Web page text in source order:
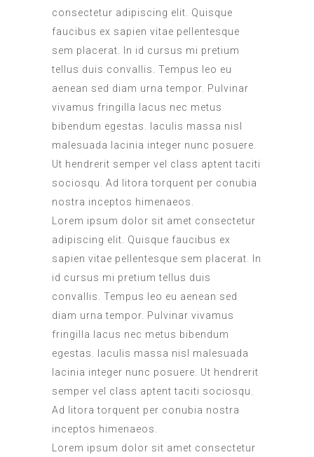
consectetur adipiscing elit. Quisque
faucibus ex sapien vitae pellentesque
sem placerat. In id cursus mi pretium
tellus duis convallis. Tempus leo eu
aenean sed diam urna tempor. Pulvinar
vivamus fringilla lacus nec metus
bibendum egestas. Iaculis massa nisl
malesuada lacinia integer nunc posuere.
Ut hendrerit semper vel class aptent taciti
sociosqu. Ad litora torquent per conubia
nostra inceptos himenaeos.
Lorem ipsum dolor sit amet consectetur
adipiscing elit. Quisque faucibus ex
sapien vitae pellentesque sem placerat. In
id cursus mi pretium tellus duis
convallis. Tempus leo eu aenean sed
diam urna tempor. Pulvinar vivamus
fringilla lacus nec metus bibendum
egestas. Iaculis massa nisl malesuada
lacinia integer nunc posuere. Ut hendrerit
semper vel class aptent taciti sociosqu.
Ad litora torquent per conubia nostra
inceptos himenaeos.
Lorem ipsum dolor sit amet consectetur